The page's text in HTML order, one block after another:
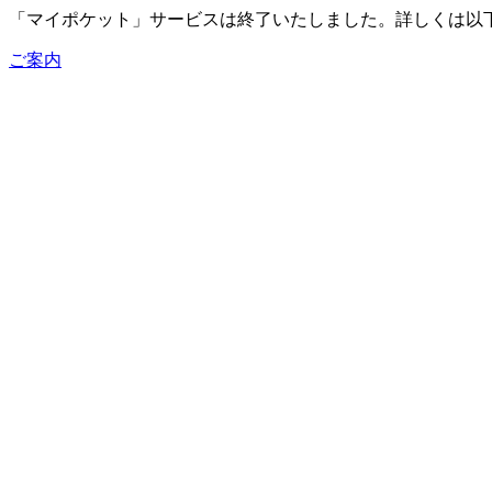
「マイポケット」サービスは終了いたしました。詳しくは以
ご案内